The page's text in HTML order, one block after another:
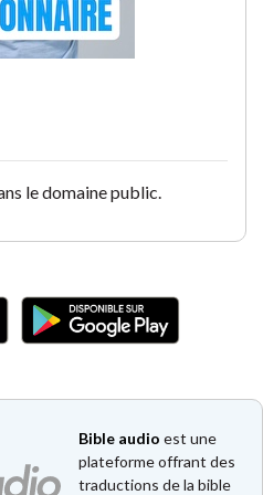
le domaine public.
Bible audio est une
plateforme offrant des
traductions de la bible